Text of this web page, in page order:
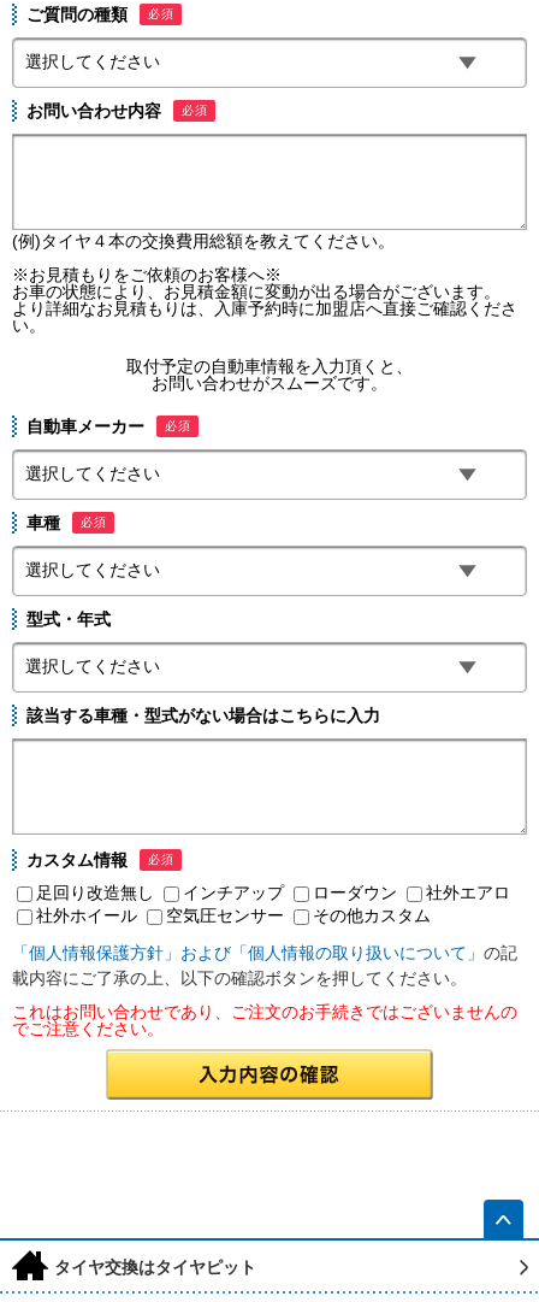
ご質問の種類 必須
お問い合わせ内容 必須
(例)タイヤ４本の交換費用総額を教えてください。
※お見積もりをご依頼のお客様へ※
お車の状態により、お見積金額に変動が出る場合がございます。
より詳細なお見積もりは、入庫予約時に加盟店へ直接ご確認くださ
い。
取付予定の自動車情報を入力頂くと、
お問い合わせがスムーズです。
自動車メーカー 必須
車種 必須
型式・年式
該当する車種・型式がない場合はこちらに入力
カスタム情報 必須
足回り改造無し インチアップ ローダウン
社外エアロ
社外ホイール
空気圧センサー
その他カスタム
「個人情報保護方針」および「個人情報の取り扱いについて」 の記
載内容にご了承の上、以下の確認ボタンを押してください。
これはお問い合わせであり、ご注文のお手続きではございませんの
でご注意ください。
h タイヤ交換はタイヤピット